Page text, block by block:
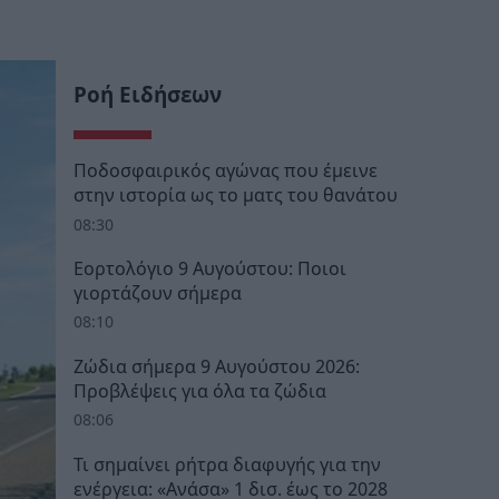
Ροή Ειδήσεων
Ποδοσφαιρικός αγώνας που έμεινε
στην ιστορία ως το ματς του θανάτου
08:30
Εορτολόγιο 9 Αυγούστου: Ποιοι
γιορτάζουν σήμερα
08:10
Ζώδια σήμερα 9 Αυγούστου 2026:
Προβλέψεις για όλα τα ζώδια
08:06
Τι σημαίνει ρήτρα διαφυγής για την
ενέργεια: «Ανάσα» 1 δισ. έως το 2028